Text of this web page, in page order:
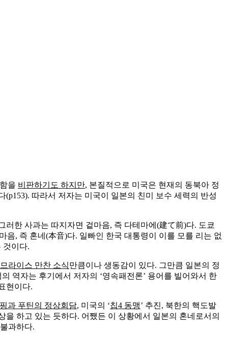
을 비판하기도 하지만, 본질적으로 미국은 현재의 동북아 정
따라서 저자는 미국이 일본의 친미 보수 세력의 반성
러한 사과는 따지자면 겉마음, 즉 다테마에(建て前)다. 도쿄
음, 즉 혼네(本音)다. 일빠인 한국 대통령이 이를 모를 리는 없
것이다.
라이스 만찬 소식만큼이나 생동감이 있다. 그만큼 일본의 정
역자는 후기에서 저자의 ‘영속패전론’ 용어를 빌어와서 한
현이다.
과 푸틴의 정상회담, 미국의 ‘칩4 동맹’ 추진, 북한의 핵도발
하고 있는 듯하다. 어쨌든 이 상황에서 일본의 혼네로서의
과하다.